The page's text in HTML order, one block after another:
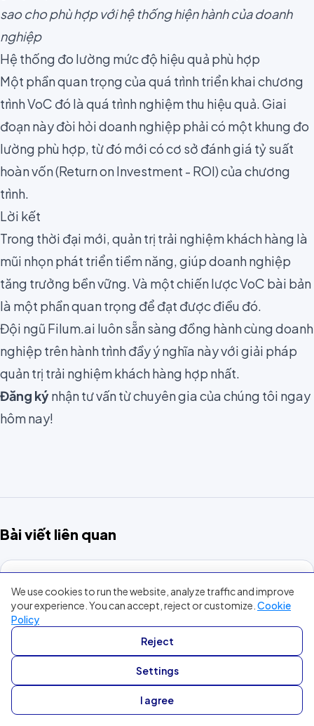
sao cho phù hợp với hệ thống hiện hành của doanh
nghiệp
Hệ thống đo lường mức độ hiệu quả phù hợp
Một phần quan trọng của quá trình triển khai chương
trình VoC đó là quá trình nghiệm thu hiệu quả. Giai
đoạn này đòi hỏi doanh nghiệp phải có một khung đo
lường phù hợp, từ đó mới có cơ sở đánh giá tỷ suất
hoàn vốn (Return on Investment - ROI) của chương
trình.
Lời kết
Trong thời đại mới, quản trị trải nghiệm khách hàng là
mũi nhọn phát triển tiềm năng, giúp doanh nghiệp
tăng trưởng bền vững. Và một chiến lược VoC bài bản
là một phần quan trọng để đạt được điều đó.
Đội ngũ Filum.ai luôn sẵn sàng đồng hành cùng doanh
nghiệp trên hành trình đầy ý nghĩa này với giải pháp
quản trị trải nghiệm khách hàng hợp nhất.
Đăng kýnhận tư vấn từ chuyên gia của chúng tôi ngay
hôm nay!
Bài viết liên quan
Khảo sát CX đã chết. Agent mới là nguồn Voice
of Customer thật.
Voice of the Customer (VoC): Khi doanh
nghiệp lắng nghe khách hàng
We use cookies to run the website, analyze traffic and improve
your experience. You can accept, reject or customize. Cookie
Policy
Reject
Settings
I agree